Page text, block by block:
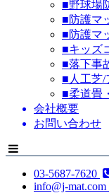
■野球場
■防護マ
■防護マ
■キッズ
■落下事
■人工芝/
■柔道畳
会社概要
お問い合わせ
03-5687-7620
info@j-mat.com